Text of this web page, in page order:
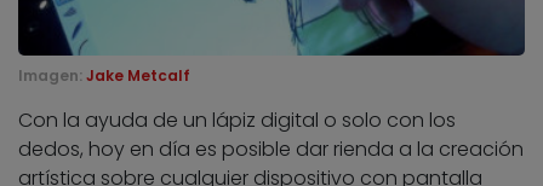
Imagen: Jake Metcalf
Con la ayuda de un lápiz digital o solo con los
dedos, hoy en día es posible dar rienda a la creación
artística sobre cualquier dispositivo con pantalla